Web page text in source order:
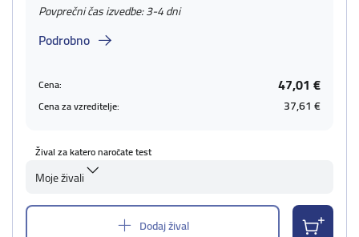
Povprečni čas izvedbe: 3-4 dni
Podrobno
Cena: 47,01 €
Cena za vzreditelje: 37,61 €
Žival za katero naročate test
Moje živali
Dodaj žival